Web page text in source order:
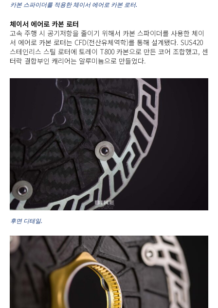
카본 스파이더를 적용한 체이서 에어로 카본 로터.
체이서 에어로 카본 로터
고속 주행 시 공기저항을 줄이기 위해서 카본 스파이더를 사용한 체이
서 에어로 카본 로터는 CFD(전산유체역학)를 통해 설계됐다. SUS420
스테인리스 스틸 로터에 토레이 T800 카본으로 만든 코어 조합했고, 센
터락 결합부인 캐리어는 알루미늄으로 만들었다.
후면 디테일.